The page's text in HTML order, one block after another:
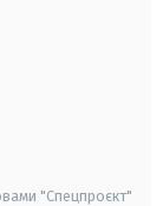
"Спецпроєкт"